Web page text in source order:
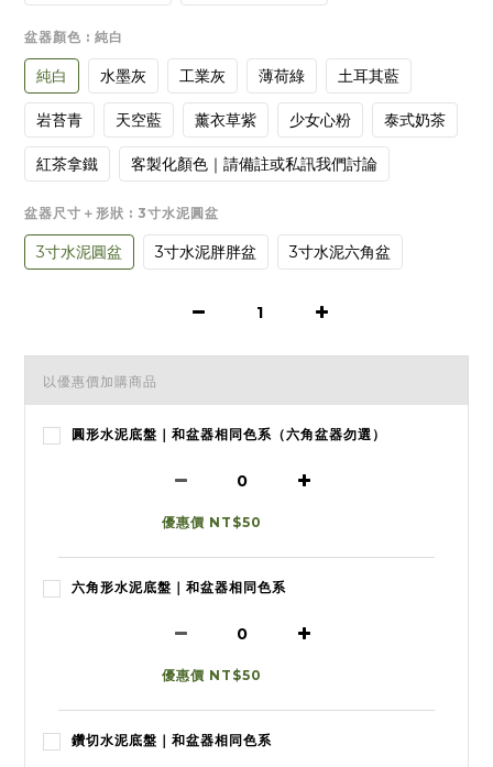
盆器顏色 : 純白
純白 水墨灰 工業灰 薄荷綠 土耳其藍
岩苔青 天空藍 薰衣草紫 少女心粉 泰式奶茶
紅茶拿鐵 客製化顏色｜請備註或私訊我們討論
盆器尺寸＋形狀 : 3寸水泥圓盆
3寸水泥圓盆 3寸水泥胖胖盆 3寸水泥六角盆
以優惠價加購商品
圓形水泥底盤｜和盆器相同色系（六角盆器勿選）
優惠價 NT$50
六角形水泥底盤｜和盆器相同色系
優惠價 NT$50
鑽切水泥底盤｜和盆器相同色系